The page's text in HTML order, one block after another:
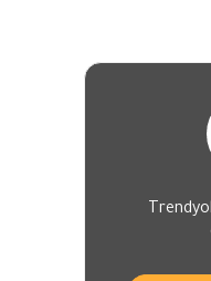
الكوبون ترينديول - Trendyol